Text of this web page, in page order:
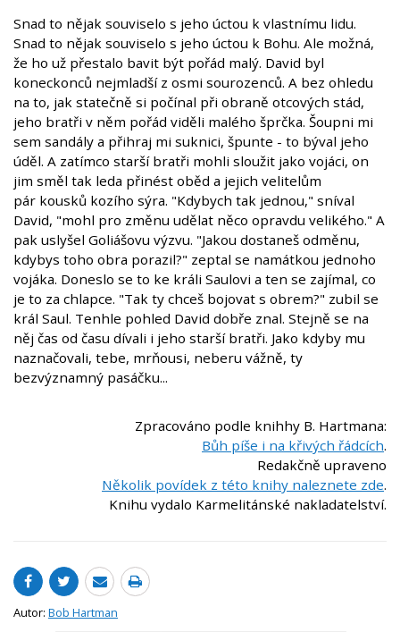
Snad to nějak souviselo s jeho úctou k vlastnímu lidu.
Snad to nějak souviselo s jeho úctou k Bohu. Ale možná,
že ho už přestalo bavit být pořád malý. David byl
koneckonců nejmladší z osmi sourozenců. A bez ohledu
na to, jak statečně si počínal při obraně otcových stád,
jeho bratři v něm pořád viděli malého šprčka. Šoupni mi
sem sandály a přihraj mi suknici, špunte - to býval jeho
úděl. A zatímco starší bratři mohli sloužit jako vojáci, on
jim směl tak leda přinést oběd a jejich velitelům
pár kousků kozího sýra. "Kdybych tak jednou," sníval
David, "mohl pro změnu udělat něco opravdu velikého." A
pak uslyšel Goliášovu výzvu. "Jakou dostaneš odměnu,
kdybys toho obra porazil?" zeptal se namátkou jednoho
vojáka. Doneslo se to ke králi Saulovi a ten se zajímal, co
je to za chlapce. "Tak ty chceš bojovat s obrem?" zubil se
král Saul. Tenhle pohled David dobře znal. Stejně se na
něj čas od času dívali i jeho starší bratři. Jako kdyby mu
naznačovali, tebe, mrňousi, neberu vážně, ty
bezvýznamný pasáčku...
Zpracováno podle knihhy B. Hartmana:
Bůh píše i na křivých řádcích.
Redakčně upraveno
Několik povídek z této knihy naleznete zde.
Knihu vydalo Karmelitánské nakladatelství.
Autor: Bob Hartman